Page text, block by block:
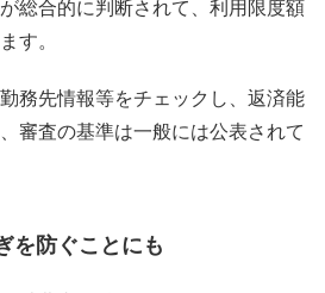
総合的に判断されて、利用限度額
す。
務先情報等をチェックし、返済能
審査の基準は一般には公表されて
を防ぐことにも